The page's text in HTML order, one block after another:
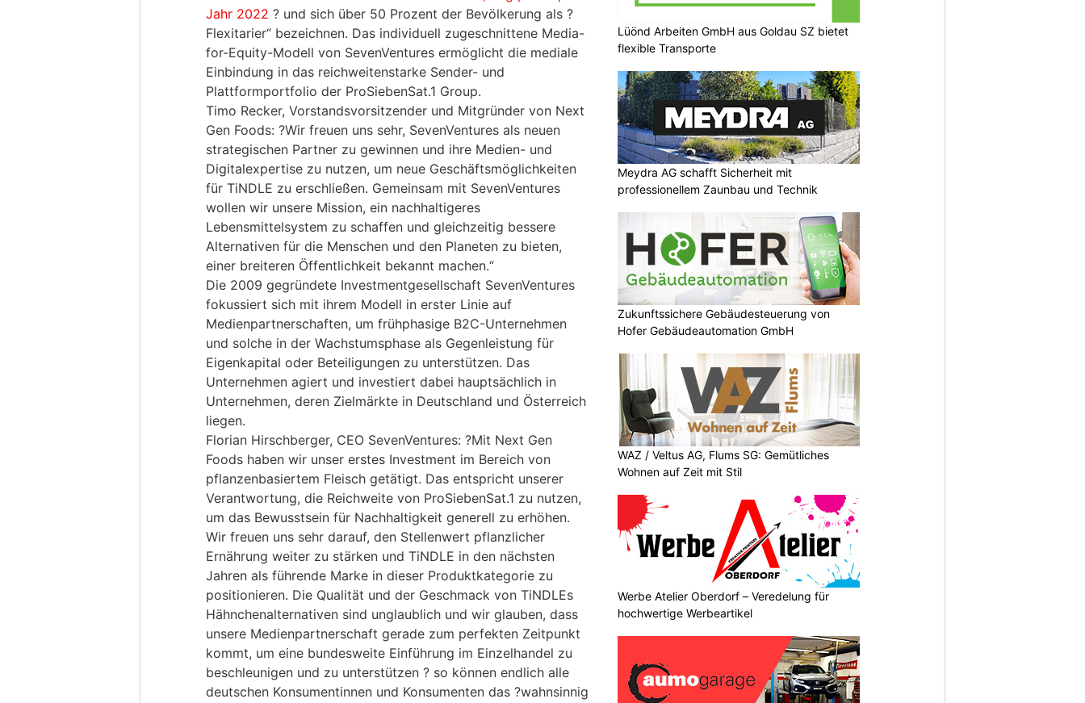
Jahr 2022 ? und sich über 50 Prozent der Bevölkerung als ?
Flexitarier“ bezeichnen. Das individuell zugeschnittene Media-
for-Equity-Modell von SevenVentures ermöglicht die mediale
Einbindung in das reichweitenstarke Sender- und
Plattformportfolio der ProSiebenSat.1 Group.
Timo Recker, Vorstandsvorsitzender und Mitgründer von Next
Gen Foods: ?Wir freuen uns sehr, SevenVentures als neuen
strategischen Partner zu gewinnen und ihre Medien- und
Digitalexpertise zu nutzen, um neue Geschäftsmöglichkeiten
für TiNDLE zu erschließen. Gemeinsam mit SevenVentures
wollen wir unsere Mission, ein nachhaltigeres
Lebensmittelsystem zu schaffen und gleichzeitig bessere
Alternativen für die Menschen und den Planeten zu bieten,
einer breiteren Öffentlichkeit bekannt machen.“
Die 2009 gegründete Investmentgesellschaft SevenVentures
fokussiert sich mit ihrem Modell in erster Linie auf
Medienpartnerschaften, um frühphasige B2C-Unternehmen
und solche in der Wachstumsphase als Gegenleistung für
Eigenkapital oder Beteiligungen zu unterstützen. Das
Unternehmen agiert und investiert dabei hauptsächlich in
Unternehmen, deren Zielmärkte in Deutschland und Österreich
liegen.
Florian Hirschberger, CEO SevenVentures: ?Mit Next Gen
Foods haben wir unser erstes Investment im Bereich von
pflanzenbasiertem Fleisch getätigt. Das entspricht unserer
Verantwortung, die Reichweite von ProSiebenSat.1 zu nutzen,
um das Bewusstsein für Nachhaltigkeit generell zu erhöhen.
Wir freuen uns sehr darauf, den Stellenwert pflanzlicher
Ernährung weiter zu stärken und TiNDLE in den nächsten
Jahren als führende Marke in dieser Produktkategorie zu
positionieren. Die Qualität und der Geschmack von TiNDLEs
Hähnchenalternativen sind unglaublich und wir glauben, dass
unsere Medienpartnerschaft gerade zum perfekten Zeitpunkt
kommt, um eine bundesweite Einführung im Einzelhandel zu
beschleunigen und zu unterstützen ? so können endlich alle
deutschen Konsumentinnen und Konsumenten das ?wahnsinnig
Lüönd Arbeiten GmbH aus Goldau SZ bietet
flexible Transporte
Meydra AG schafft Sicherheit mit
professionellem Zaunbau und Technik
Zukunftssichere Gebäudesteuerung von
Hofer Gebäudeautomation GmbH
WAZ / Veltus AG, Flums SG: Gemütliches
Wohnen auf Zeit mit Stil
Werbe Atelier Oberdorf – Veredelung für
hochwertige Werbeartikel